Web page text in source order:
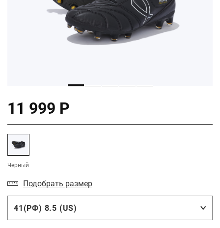
11 999 Р
Черный
Подобрать размер
41(РФ) 8.5 (US)